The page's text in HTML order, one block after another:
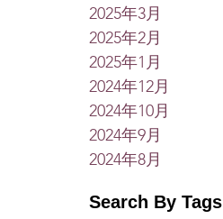
2025年3月
2025年2月
2025年1月
2024年12月
2024年10月
2024年9月
2024年8月
Search By Tags